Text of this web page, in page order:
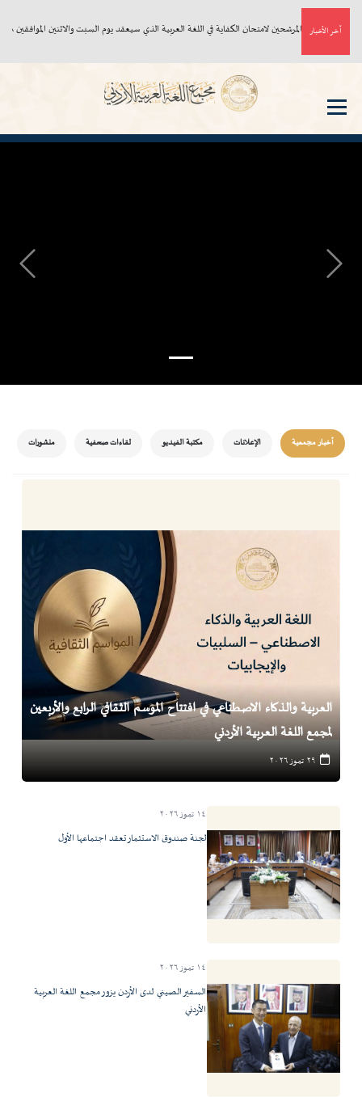
آخر الأخبارأسماء المرشحين لامتحان الكفاية في اللغة العربية الذي سيعقد يوم السبت والاثنين الموافقين ٨، ١٠/ ٨/ ٢٠٢٦م
Previous
Next
أخبار مجمعية الإعلانات مكتبة الفيديو لقاءات صحفية منشورات
العربية والذكاء الاصطناعي في افتتاح الموسم الثقافي الرابع والأربعين
لمجمع اللغة العربية الأردني
٢٩ تموز ٢٠٢٦
١٤ تموز ٢٠٢٦
لجنة صندوق الاستثمار تعقد اجتماعها الأول
١٤ تموز ٢٠٢٦
السفير الصيني لدى الأردن يزور مجمع اللغة العربية
الأردني